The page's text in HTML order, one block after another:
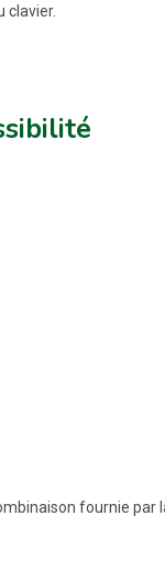
clavier.
fournie par